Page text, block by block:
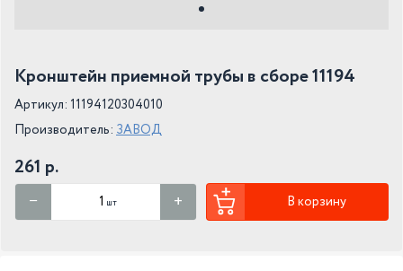
Кронштейн приемной трубы в сборе 11194
Артикул: 11194120304010
Производитель: ЗАВОД
261 р.
шт В корзину